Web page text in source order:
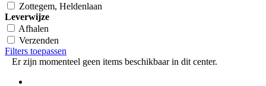
Zottegem, Heldenlaan
Leverwijze
Afhalen
Verzenden
Filters toepassen
Er zijn momenteel geen items beschikbaar in dit center.